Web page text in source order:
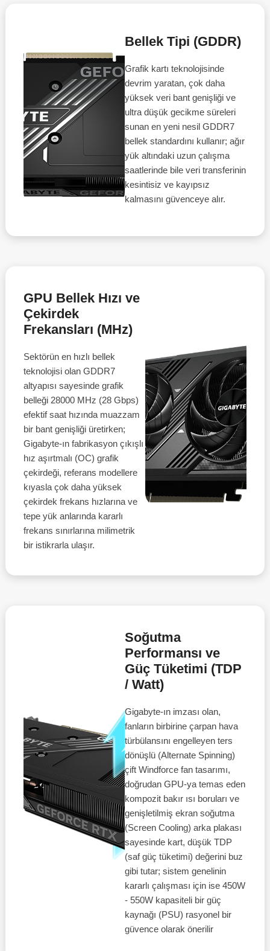
Bellek Tipi (GDDR)
Grafik kartı teknolojisinde
devrim yaratan, çok daha
yüksek veri bant genişliği ve
ultra düşük gecikme süreleri
sunan en yeni nesil GDDR7
bellek standardını kullanır; ağır
yük altındaki uzun çalışma
saatlerinde bile veri transferinin
kesintisiz ve kayıpsız
kalmasını güvenceye alır.
GPU Bellek Hızı ve
Çekirdek
Frekansları (MHz)
Sektörün en hızlı bellek
teknolojisi olan GDDR7
altyapısı sayesinde grafik
belleği 28000 MHz (28 Gbps)
efektif saat hızında muazzam
bir bant genişliği üretirken;
Gigabyte-ın fabrikasyon çıkışlı
hız aşırtmalı (OC) grafik
çekirdeği, referans modellere
kıyasla çok daha yüksek
çekirdek frekans hızlarına ve
tepe yük anlarında kararlı
frekans sınırlarına milimetrik
bir istikrarla ulaşır.
Soğutma
Performansı ve
Güç Tüketimi (TDP
/ Watt)
Gigabyte-ın imzası olan,
fanların birbirine çarpan hava
türbülansını engelleyen ters
dönüşlü (Alternate Spinning)
çift Windforce fan tasarımı,
doğrudan GPU-ya temas eden
kompozit bakır ısı boruları ve
genişletilmiş ekran soğutma
(Screen Cooling) arka plakası
sayesinde kart, düşük TDP
(saf güç tüketimi) değerini buz
gibi tutar; sistem genelinin
kararlı çalışması için ise 450W
- 550W kapasiteli bir güç
kaynağı (PSU) rasyonel bir
güvence olarak önerilir